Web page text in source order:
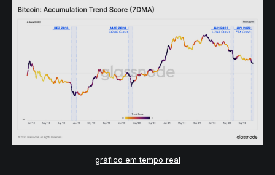
gráfico em tempo real